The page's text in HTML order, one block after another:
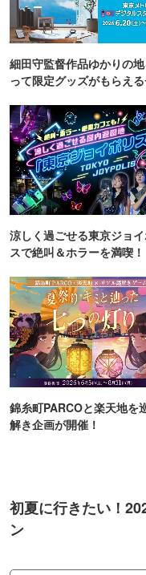
細田守監督作品ゆかりの
って限定グッズがもらえ
涼しく過ごせる東京ジョイ
スで絶叫＆ホラーを満喫！
錦糸町PARCOと楽天地を
解き企画が開催！
初夏に行きたい！
ン